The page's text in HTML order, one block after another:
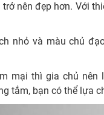
nên đẹp hơn. Với
nhỏ và màu chủ
mại thì gia chủ
tắm, bạn có thể lựa